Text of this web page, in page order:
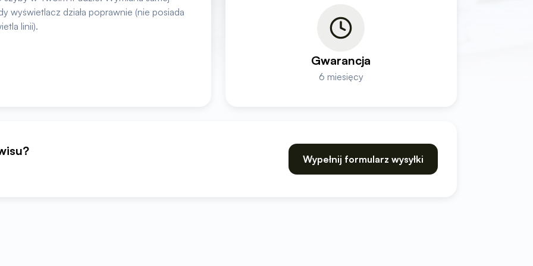
wyświetlacz działa poprawnie (nie posiada
linii).
Gwarancja
6 miesięcy
Wypełnij formularz wysyłki